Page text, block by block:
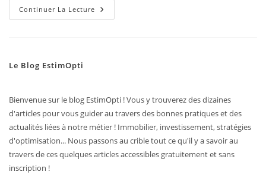
Continuer La Lecture
Le Blog EstimOpti
Bienvenue sur le blog EstimOpti ! Vous y trouverez des dizaines
d'articles pour vous guider au travers des bonnes pratiques et des
actualités liées à notre métier ! Immobilier, investissement, stratégies
d'optimisation... Nous passons au crible tout ce qu'il y a savoir au
travers de ces quelques articles accessibles gratuitement et sans
inscription !